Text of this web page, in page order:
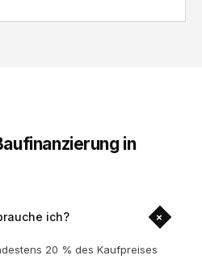
in
ich? +
20 % des Kaufpreises